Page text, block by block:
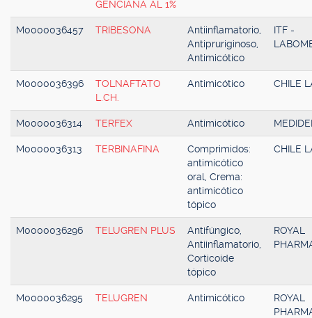
GENCIANA AL 1%
M0000036457 TRIBESONA
Antiinflamatorio,
Antipruriginoso,
Antimicótico
ITF -
M0000036396
TOLNAFTATO
L.CH.
Antimicótico CHILE
M0000036314 TERFEX Antimicótico
M0000036313 TERBINAFINA
Comprimidos:
antimicótico
oral, Crema:
antimicótico
tópico
CHILE
M0000036296 TELUGREN PLUS
Antifúngico,
Antiinflamatorio,
Corticoide
tópico
ROYAL
M0000036295 TELUGREN Antimicótico
ROYAL